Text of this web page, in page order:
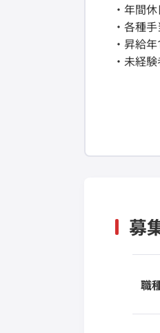
・年間
・各種
・昇給
・未経
募
職